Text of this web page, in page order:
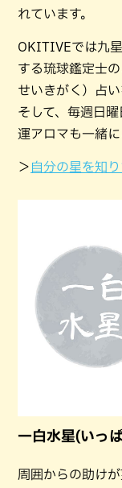
れています。
OKITIVEでは九
する琉球鑑定士
せいきがく）占い
そして、毎週日
運アロマも一緒に
＞ 自分の星を知
一白水星(いっ
周囲からの助け